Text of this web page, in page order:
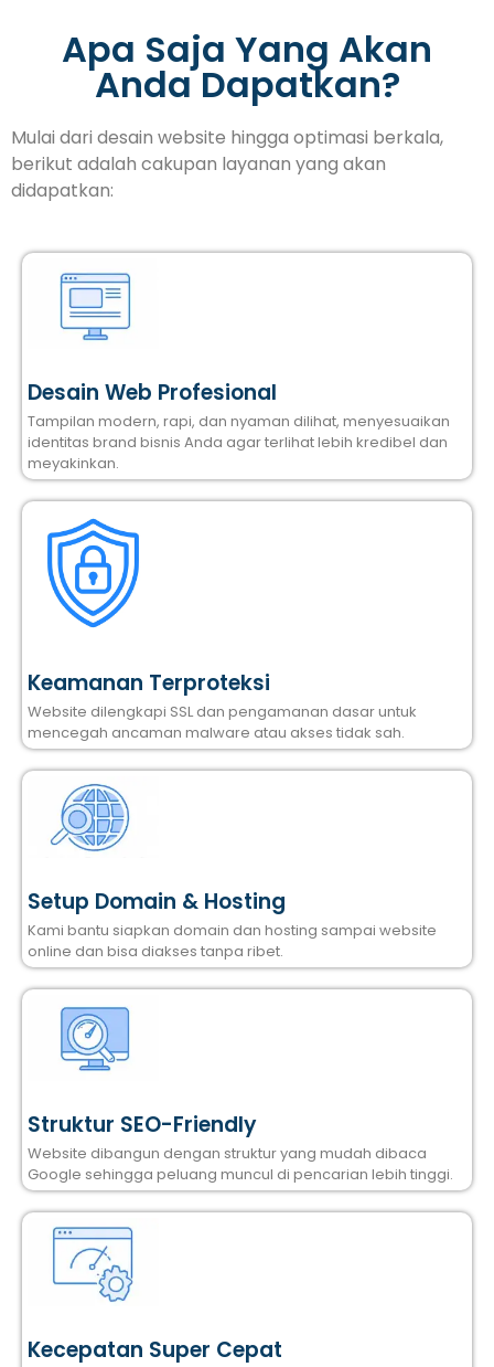
Apa Saja Yang Akan
Anda Dapatkan?
Mulai dari desain website hingga optimasi berkala,
berikut adalah cakupan layanan yang akan
didapatkan:
Desain Web Profesional
Tampilan modern, rapi, dan nyaman dilihat, menyesuaikan
identitas brand bisnis Anda agar terlihat lebih kredibel dan
meyakinkan.
Keamanan Terproteksi
Website dilengkapi SSL dan pengamanan dasar untuk
mencegah ancaman malware atau akses tidak sah.
Setup Domain & Hosting
Kami bantu siapkan domain dan hosting sampai website
online dan bisa diakses tanpa ribet.
Struktur SEO-Friendly
Website dibangun dengan struktur yang mudah dibaca
Google sehingga peluang muncul di pencarian lebih tinggi.
Kecepatan Super Cepat